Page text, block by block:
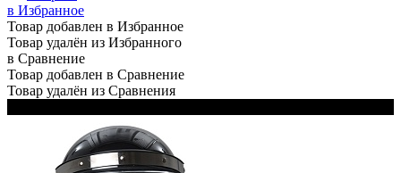
в Избранное
Товар добавлен в Избранное
Товар удалён из Избранного
в Сравнение
Товар добавлен в Сравнение
Товар удалён из Сравнения